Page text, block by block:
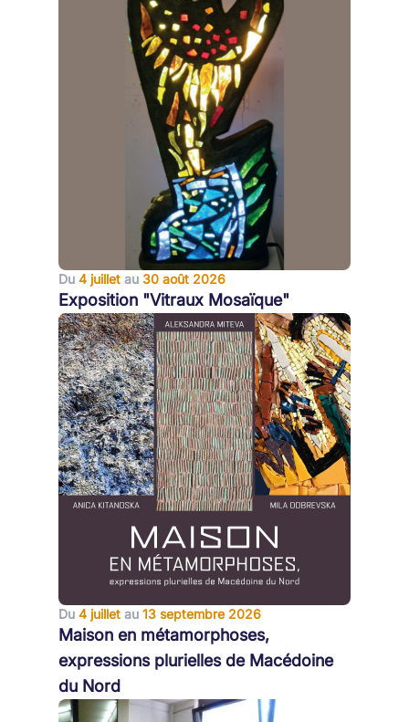
Du 4 juillet au 30 août 2026
Exposition "Vitraux Mosaïque"
Du 4 juillet au 13 septembre 2026
Maison en métamorphoses,
expressions plurielles de Macédoine
du Nord